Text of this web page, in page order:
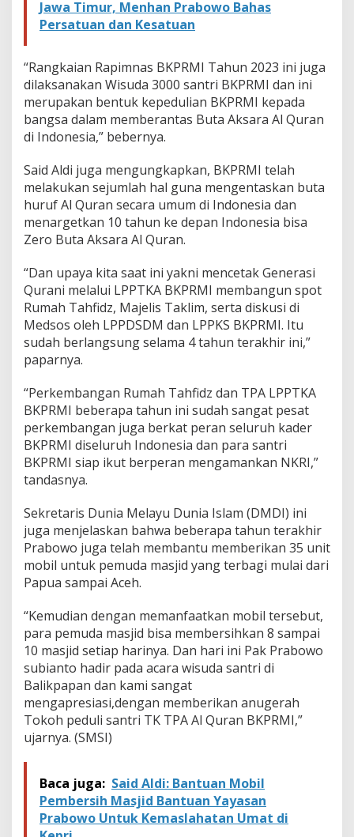
Jawa Timur, Menhan Prabowo Bahas
Persatuan dan Kesatuan
“Rangkaian Rapimnas BKPRMI Tahun 2023 ini juga
dilaksanakan Wisuda 3000 santri BKPRMI dan ini
merupakan bentuk kepedulian BKPRMI kepada
bangsa dalam memberantas Buta Aksara Al Quran
di Indonesia,” bebernya.
Said Aldi juga mengungkapkan, BKPRMI telah
melakukan sejumlah hal guna mengentaskan buta
huruf Al Quran secara umum di Indonesia dan
menargetkan 10 tahun ke depan Indonesia bisa
Zero Buta Aksara Al Quran.
“Dan upaya kita saat ini yakni mencetak Generasi
Qurani melalui LPPTKA BKPRMI membangun spot
Rumah Tahfidz, Majelis Taklim, serta diskusi di
Medsos oleh LPPDSDM dan LPPKS BKPRMI. Itu
sudah berlangsung selama 4 tahun terakhir ini,”
paparnya.
“Perkembangan Rumah Tahfidz dan TPA LPPTKA
BKPRMI beberapa tahun ini sudah sangat pesat
perkembangan juga berkat peran seluruh kader
BKPRMI diseluruh Indonesia dan para santri
BKPRMI siap ikut berperan mengamankan NKRI,”
tandasnya.
Sekretaris Dunia Melayu Dunia Islam (DMDI) ini
juga menjelaskan bahwa beberapa tahun terakhir
Prabowo juga telah membantu memberikan 35 unit
mobil untuk pemuda masjid yang terbagi mulai dari
Papua sampai Aceh.
“Kemudian dengan memanfaatkan mobil tersebut,
para pemuda masjid bisa membersihkan 8 sampai
10 masjid setiap harinya. Dan hari ini Pak Prabowo
subianto hadir pada acara wisuda santri di
Balikpapan dan kami sangat
mengapresiasi,dengan memberikan anugerah
Tokoh peduli santri TK TPA Al Quran BKPRMI,”
ujarnya. (SMSI)
Baca juga: Said Aldi: Bantuan Mobil
Pembersih Masjid Bantuan Yayasan
Prabowo Untuk Kemaslahatan Umat di